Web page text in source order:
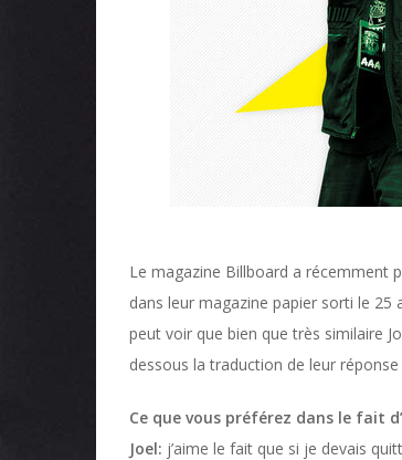
Le magazine Billboard a récemment
dans leur magazine papier sorti le
peut voir que bien que très similaire
dessous la traduction de leur
Ce que vous préférez dans le fait
Joel: j’aime le fait que si je devais